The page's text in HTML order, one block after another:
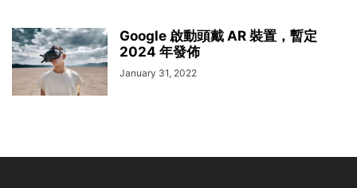
Google 啟動頭戴 AR 裝置，暫定
2024 年發佈
January 31, 2022